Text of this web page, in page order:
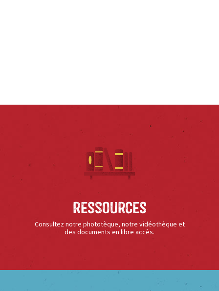
Ressources
Consultez notre phototèque, notre vidéothèque et
des documents en libre accès.